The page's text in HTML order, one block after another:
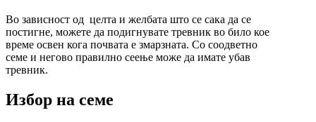
Во зависност од целта и желбата што се сака да се
постигне, можете да подигнувате тревник во било кое
време освен кога почвата е змарзната. Со соодветно
семе и негово правилно сеење може да имате убав
тревник.
Избор на семе